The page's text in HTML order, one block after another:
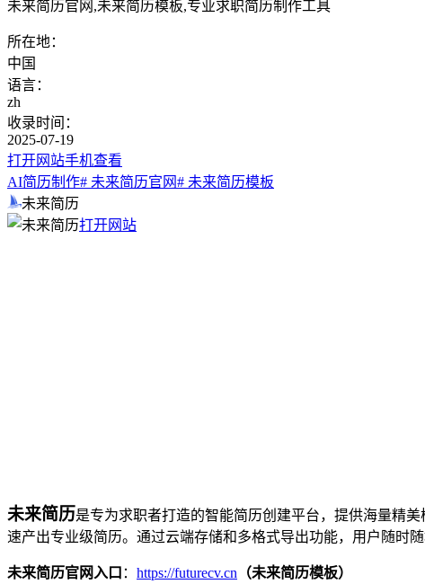
未来简历官网,未来简历模板,专业求职简历制作工具
所在地：
中国
语言：
zh
收录时间：
2025-07-19
打开网站手机查看
AI简历制作# 未来简历官网# 未来简历模板
未来简历
打开网站
未来简历是专为求职者打造的智能简历创建平台，提供海量精
速产出专业级简历。通过云端存储和多格式导出功能，用户随时
未来简历官网入口 ： https://futurecv.cn （未来简历模板）